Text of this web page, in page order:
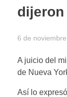
dijeron
6 de
A juicio del
de Nueva
Así lo